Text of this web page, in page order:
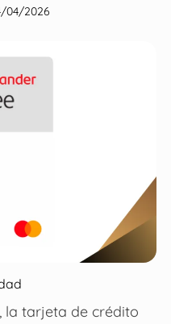
04/2026
la tarjeta de crédito